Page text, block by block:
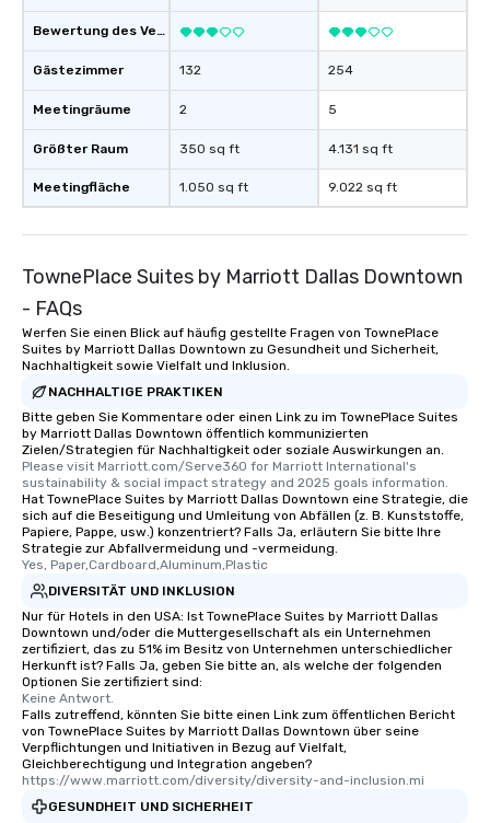
Bewertung des Veranstaltungsortes
Gästezimmer
Meetingräume
Größter Raum
Meetingfläche
132
2
350 sq ft
1.050 sq ft
254
5
4.131 sq ft
9.022 sq ft
TownePlace Suites by Marriott Dallas Downtown
- FAQs
Werfen Sie einen Blick auf häufig gestellte Fragen von TownePlace
Suites by Marriott Dallas Downtown zu Gesundheit und Sicherheit,
Nachhaltigkeit sowie Vielfalt und Inklusion.
NACHHALTIGE PRAKTIKEN
Bitte geben Sie Kommentare oder einen Link zu im TownePlace Suites
by Marriott Dallas Downtown öffentlich kommunizierten
Zielen/Strategien für Nachhaltigkeit oder soziale Auswirkungen an.
Please visit Marriott.com/Serve360 for Marriott International's
sustainability & social impact strategy and 2025 goals information.
Hat TownePlace Suites by Marriott Dallas Downtown eine Strategie, die
sich auf die Beseitigung und Umleitung von Abfällen (z. B. Kunststoffe,
Papiere, Pappe, usw.) konzentriert? Falls Ja, erläutern Sie bitte Ihre
Strategie zur Abfallvermeidung und -vermeidung.
Yes, Paper,Cardboard,Aluminum,Plastic
DIVERSITÄT UND INKLUSION
Nur für Hotels in den USA: Ist TownePlace Suites by Marriott Dallas
Downtown und/oder die Muttergesellschaft als ein Unternehmen
zertifiziert, das zu 51% im Besitz von Unternehmen unterschiedlicher
Herkunft ist? Falls Ja, geben Sie bitte an, als welche der folgenden
Optionen Sie zertifiziert sind:
Keine Antwort.
Falls zutreffend, könnten Sie bitte einen Link zum öffentlichen Bericht
von TownePlace Suites by Marriott Dallas Downtown über seine
Verpflichtungen und Initiativen in Bezug auf Vielfalt,
Gleichberechtigung und Integration angeben?
https://www.marriott.com/diversity/diversity-and-inclusion.mi
GESUNDHEIT UND SICHERHEIT